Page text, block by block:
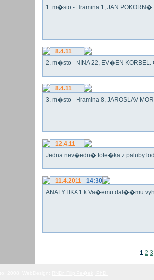
1. m�sto - Hramina 1, JAN
8.4.11
2. m�sto - NINA 22, EV�EN KORBEL.
8.4.11
3. m�sto - Hramina 8, JAROSLAV
12.4.11
Jedna nev�edn� fote�ka z paluby
11.4.2011
14:30
ANALYTIKA 1 k Va�emu dal��mu
1 2 3